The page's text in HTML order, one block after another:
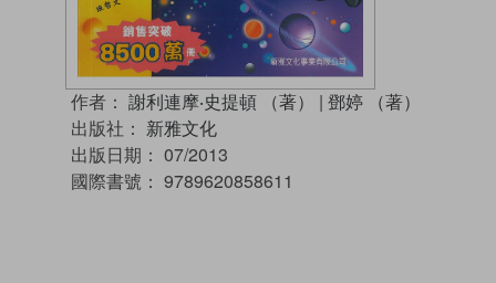
作者： 謝利連摩‧史提頓 （著） | 鄧婷 （著）
出版社： 新雅文化
出版日期： 07/2013
國際書號： 9789620858611